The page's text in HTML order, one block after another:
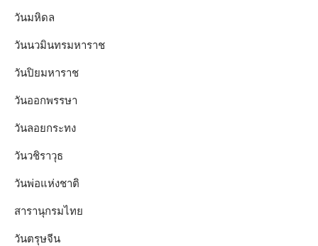
วันมหิดล
วันนวมินทรมหาราช
วันปิยมหาราช
วันออกพรรษา
วันลอยกระทง
วันวชิราวุธ
วันพ่อแห่งชาติ
สารานุกรมไทย
วันตรุษจีน